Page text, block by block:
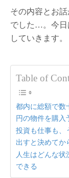
その内容とお
でした…。今日
していきます。
Table of
都内に総額で数
円の物件を購入
投資も仕事も、
出すと決めてか
人生はどんな
できる